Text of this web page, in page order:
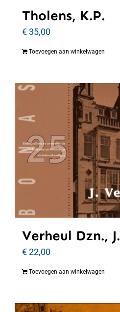
Tholens, K.P.
€35,00
Toevoegen aan winkelwagen
Verheul Dzn., J.
€22,00
Toevoegen aan winkelwagen